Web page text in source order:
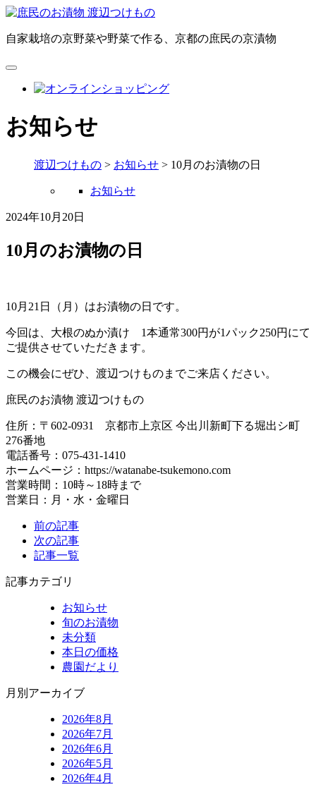
自家栽培の京野菜や野菜で作る、京都の庶民の京漬物
お知らせ
渡辺つけもの > お知らせ > 10月のお漬物の日
お知らせ
2024年10月20日
10月のお漬物の日
10月21日（月）はお漬物の日です。
今回は、大根のぬか漬け 1本通常300円が1パック250円にて
ご提供させていただきます。
この機会にぜひ、渡辺つけものまでご来店ください。
庶民のお漬物 渡辺つけもの
住所：〒602-0931 京都市上京区 今出川新町下る堀出シ町
276番地
電話番号：075-431-1410
ホームページ：https://watanabe-tsukemono.com
営業時間：10時～18時まで
営業日：月・水・金曜日
前の記事
次の記事
記事一覧
記事カテゴリ
お知らせ
旬のお漬物
未分類
本日の価格
農園だより
月別アーカイブ
2026年8月
2026年7月
2026年6月
2026年5月
2026年4月